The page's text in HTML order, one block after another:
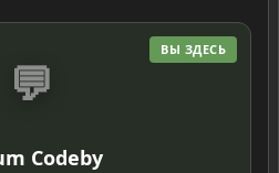
ВЫ ЗДЕСЬ
💬
Codeby